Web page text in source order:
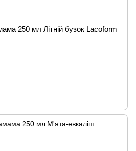
250 мл Літній бузок Lacoform